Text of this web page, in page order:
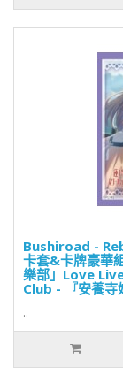
Bushiroad -
卡套&卡牌豪華
樂部」Love
Club - 『安養
..